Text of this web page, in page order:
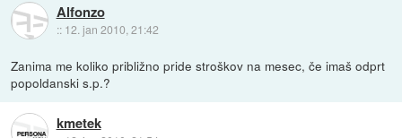
Alfonzo
:: 12. jan 2010, 21:42
Zanima me koliko približno pride stroškov na mesec, če imaš odprt
popoldanski s.p.?
kmetek